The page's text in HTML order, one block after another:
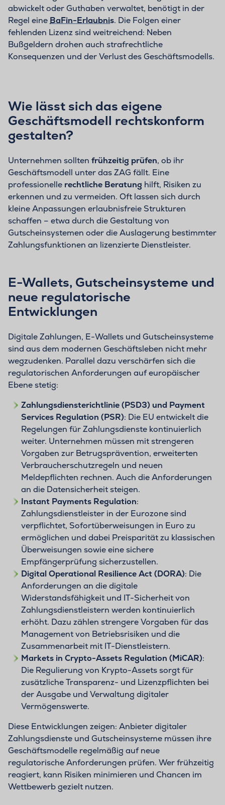
abwickelt oder Guthaben verwaltet, benötigt in der
Regel eine BaFin-Erlaubnis. Die Folgen einer
fehlenden Lizenz sind weitreichend: Neben
Bußgeldern drohen auch strafrechtliche
Konsequenzen und der Verlust des Geschäftsmodells.
Wie lässt sich das eigene
Geschäftsmodell rechtskonform
gestalten?
Unternehmen sollten frühzeitig prüfen, ob ihr
Geschäftsmodell unter das ZAG fällt. Eine
professionelle rechtliche Beratung hilft, Risiken zu
erkennen und zu vermeiden. Oft lassen sich durch
kleine Anpassungen erlaubnisfreie Strukturen
schaffen – etwa durch die Gestaltung von
Gutscheinsystemen oder die Auslagerung bestimmter
Zahlungsfunktionen an lizenzierte Dienstleister.
E-Wallets, Gutscheinsysteme und
neue regulatorische
Entwicklungen
Digitale Zahlungen, E-Wallets und Gutscheinsysteme
sind aus dem modernen Geschäftsleben nicht mehr
wegzudenken. Parallel dazu verschärfen sich die
regulatorischen Anforderungen auf europäischer
Ebene stetig:
Zahlungsdiensterichtlinie (PSD3) und Payment
Services Regulation (PSR): Die EU entwickelt die
Regelungen für Zahlungsdienste kontinuierlich
weiter. Unternehmen müssen mit strengeren
Vorgaben zur Betrugsprävention, erweiterten
Verbraucherschutzregeln und neuen
Meldepflichten rechnen. Auch die Anforderungen
an die Datensicherheit steigen.
Instant Payments Regulation:
Zahlungsdienstleister in der Eurozone sind
verpflichtet, Sofortüberweisungen in Euro zu
ermöglichen und dabei Preisparität zu klassischen
Überweisungen sowie eine sichere
Empfängerprüfung sicherzustellen.
Digital Operational Resilience Act (DORA): Die
Anforderungen an die digitale
Widerstandsfähigkeit und IT-Sicherheit von
Zahlungsdienstleistern werden kontinuierlich
erhöht. Dazu zählen strengere Vorgaben für das
Management von Betriebsrisiken und die
Zusammenarbeit mit IT-Dienstleistern.
Markets in Crypto-Assets Regulation (MiCAR):
Die Regulierung von Krypto-Assets sorgt für
zusätzliche Transparenz- und Lizenzpflichten bei
der Ausgabe und Verwaltung digitaler
Vermögenswerte.
Diese Entwicklungen zeigen: Anbieter digitaler
Zahlungsdienste und Gutscheinsysteme müssen ihre
Geschäftsmodelle regelmäßig auf neue
regulatorische Anforderungen prüfen. Wer frühzeitig
reagiert, kann Risiken minimieren und Chancen im
Wettbewerb gezielt nutzen.